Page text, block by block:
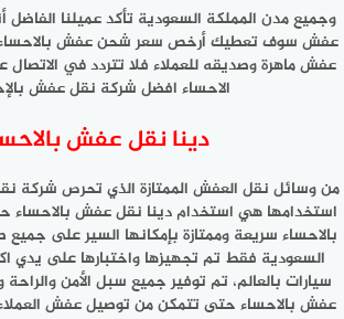
وجميع مدن المملكة السعودية تأكد عميلنا
عفش سوف تعطيك أرخص سعر شحن عفش بالاحساء
عفش ماهرة وصديقه للعملاء فلا تتردد في
الاحساء افضل شركة نقل عفش
دينا نقل عفش
من وسائل نقل العفش الممتازة الذي تحرص شركة
استخدامها هي استخدام دينا نقل عفش
بالاحساء سريعة وممتازة بإمكانها السير على جميع
السعودية فقط تم تجهيزها واختبارها على يدي
سيارات بالعالم، تم توفير جميع سبل الأمن والراحة
عفش بالاحساء حتى تتمكن من توصيل عفش العملاء